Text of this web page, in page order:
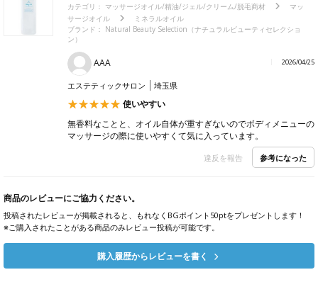
カテゴリ： マッサージオイル/精油/ジェル/クリーム/脱毛商材
マッ
サージオイル
ミネラルオイル
ブランド： Natural Beauty Selection（ナチュラルビューティセレクショ
ン）
AAA 2026/04/25
エステティックサロン 埼玉県
使いやすい
無香料なことと、オイル自体が重すぎないのでボディメニューの
マッサージの際に使いやすくて気に入っています。
違反を報告 参考になった
商品のレビューにご協力ください。
投稿されたレビューが掲載されると、もれなくBGポイント50ptをプレゼントします！
※ご購入されたことがある商品のみレビュー投稿が可能です。
購入履歴からレビューを書く